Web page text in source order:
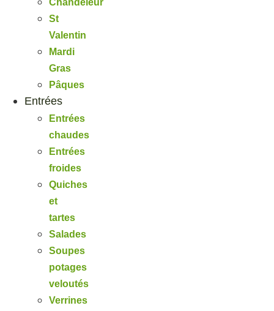
Chandeleur
St
Valentin
Mardi
Gras
Pâques
Entrées
Entrées
chaudes
Entrées
froides
Quiches
et
tartes
Salades
Soupes
potages
veloutés
Verrines